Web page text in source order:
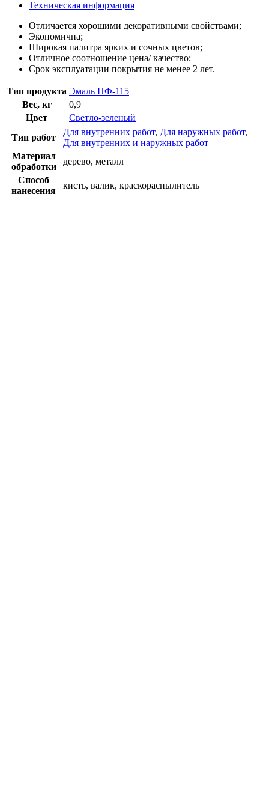
Техническая информация
Отличается хорошими декоративными свойствами;
Экономична;
Широкая палитра ярких и сочных цветов;
Отличное соотношение цена/ качество;
Срок эксплуатации покрытия не менее 2 лет.
Тип продукта Эмаль ПФ-115
Вес, кг
0,9
Цвет
Светло-зеленый
Тип работ
Для внутренних работ, Для наружных работ,
Для внутренних и наружных работ
Материал
обработки
дерево, металл
Способ
нанесения
кисть, валик, краскораспылитель